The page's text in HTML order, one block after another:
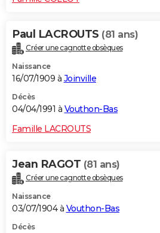
Paul LACROUTS (81 ans)
Créer une cagnotte obsèques
Naissance
16/07/1909 à Joinville
Décès
04/04/1991 à Vouthon-Bas
Famille LACROUTS
Jean RAGOT (81 ans)
Créer une cagnotte obsèques
Naissance
03/07/1904 à Vouthon-Bas
Décès